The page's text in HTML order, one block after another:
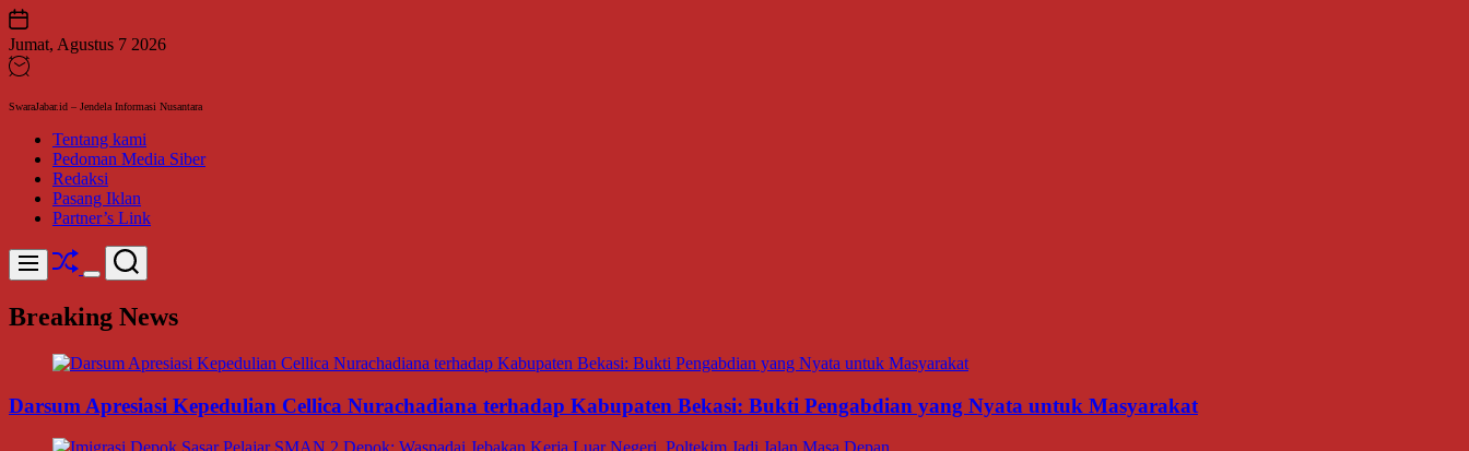
Skip
to
content
Jumat, Agustus 7 2026
SwaraJabar.id – Jendela Informasi Nusantara
Tentang kami
Pedoman Media Siber
Redaksi
Pasang Iklan
Partner’s Link
Menu Shuffle
Switch
mode
Search
Breaking News
Darsum Apresiasi Kepedulian Cellica Nurachadiana terhadap Kabupaten Bekasi: Bukti Pengabdian yang Nyata untuk Masyarakat